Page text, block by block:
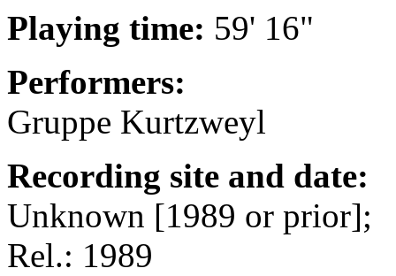
Playing time: 59' 16"
Performers:
Gruppe Kurtzweyl
Recording site and date:
Unknown [1989 or prior];
Rel.: 1989